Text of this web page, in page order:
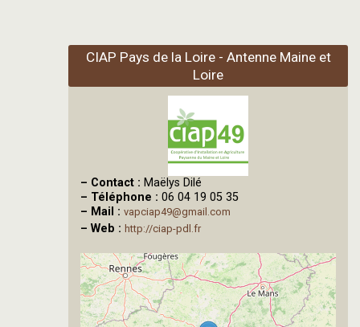
CIAP Pays de la Loire - Antenne Maine et
Loire
– Contact : Maëlys Dilé
– Téléphone : 06 04 19 05 35
– Mail : vapciap49@gmail.com
– Web : http://ciap-pdl.fr